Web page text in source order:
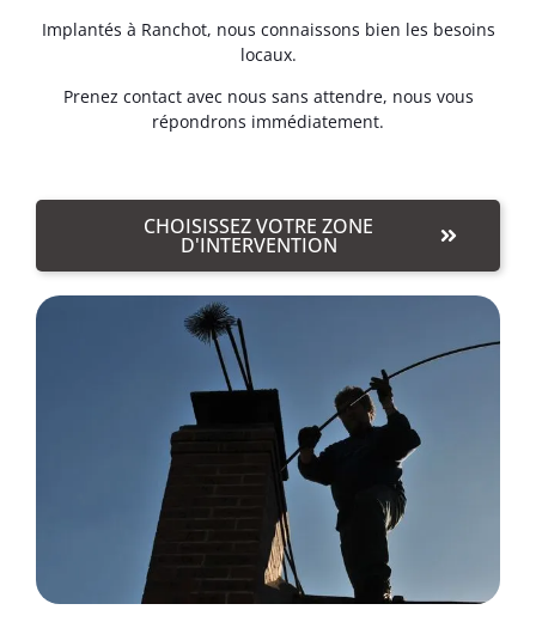
Implantés à Ranchot, nous connaissons bien les besoins
locaux.
Prenez contact avec nous sans attendre, nous vous
répondrons immédiatement.
CHOISISSEZ VOTRE ZONE
D'INTERVENTION